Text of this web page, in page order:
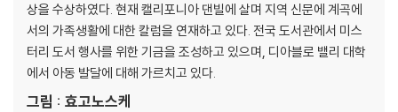
상을 수상하였다. 현재 캘리포니아 댄빌에 살며 지역 신문에 계곡에
서의 가족생활에 대한 칼럼을 연재하고 있다. 전국 도서관에서 미스
터리 도서 행사를 위한 기금을 조성하고 있으며, 디아블로 밸리 대학
에서 아동 발달에 대해 가르치고 있다.
그림 : 효고노스케